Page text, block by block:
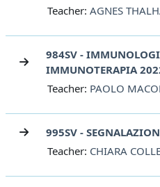
Teacher: AGNES
984SV -
IMMUNOTERAPIA
Teacher: PAOLO
995SV -
Teacher: CHIARA